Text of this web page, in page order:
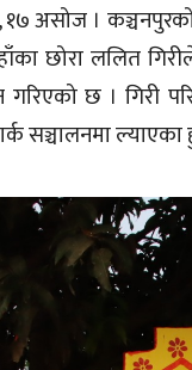
असोज ।
छोरा ललित
छ । गिरी
सञ्चालनमा ल्याएका